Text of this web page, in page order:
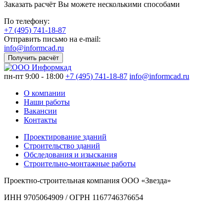
Заказать расчёт Вы можете несколькими способами
По телефону:
+7 (495) 741-18-87
Отправить письмо на e-mail:
info@informcad.ru
Получить расчёт
пн-пт 9:00 - 18:00 +7 (495) 741-18-87 info@informcad.ru
О компании
Наши работы
Вакансии
Контакты
Проектирование зданий
Строительство зданий
Обследования и изыскания
Строительно-монтажные работы
Проектно-строительная компания ООО «Звезда»
ИНН 9705064909 / ОГРН 1167746376654